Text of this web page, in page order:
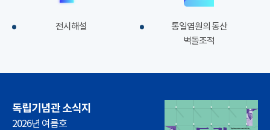
전시해설
통일염원의 동산
벽돌조적
독립기념관 소식지
2026년 여름호